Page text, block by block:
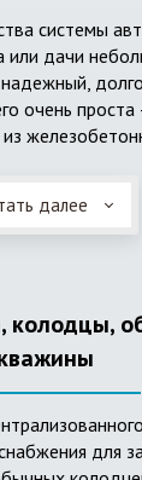
системы
дачи
очень
из щебня и
через
с
далее
колодцы,
для